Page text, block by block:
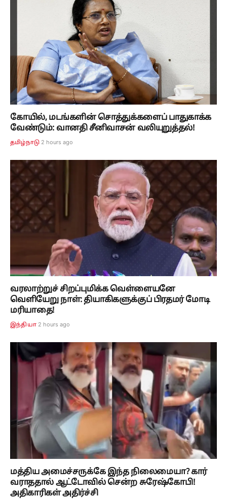
கோயில், மடங்களின் சொத்துக்களைப் பாதுகாக்க
வேண்டும்: வானதி சீனிவாசன் வலியுறுத்தல்!
தமிழ்நாடு 2 hours ago
வரலாற்றுச் சிறப்புமிக்க வெள்ளையனே
வெளியேறு நாள்: தியாகிகளுக்குப் பிரதமர் மோடி
மரியாதை!
இந்தியா 2 hours ago
மத்திய அமைச்சருக்கே இந்த நிலைமையா? கார்
வராததால் ஆட்டோவில் சென்ற சுரேஷ்கோபி!
அதிகாரிகள் அதிர்ச்சி